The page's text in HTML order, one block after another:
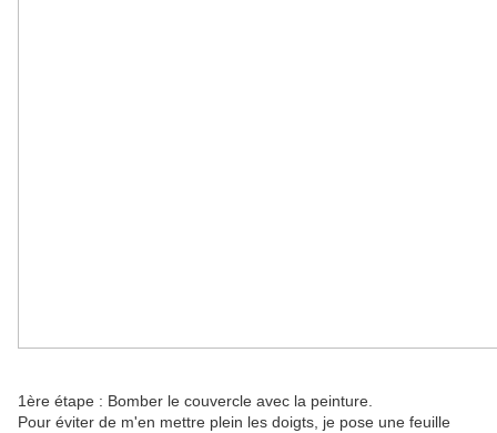
1ère étape : Bomber le couvercle avec la peinture.
Pour éviter de m'en mettre plein les doigts, je pose une feuille